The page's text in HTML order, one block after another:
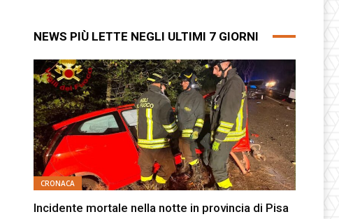
NEWS PIÙ LETTE NEGLI ULTIMI 7 GIORNI
CRONACA
Incidente mortale nella notte in provincia di Pisa